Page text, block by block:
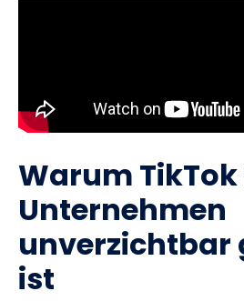
Warum
Unternehmen
unverzichtbar
ist